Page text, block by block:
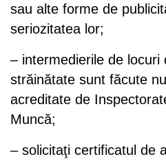
sau alte forme de
seriozitatea lor;
– intermedierile de locuri
străinătate sunt făcute
acreditate de
Muncă;
– solicitaţi certificatul de